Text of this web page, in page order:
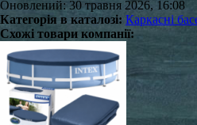
Оновлений: 30 травня 2026, 16:08
Категорія в каталозі: Каркасні
Схожі товари компанії: